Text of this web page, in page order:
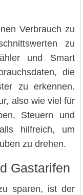
Verbrauch zu
zu
und Smart
die
zu erkennen.
also wie viel für
Steuern und
hilfreich, um
zu drehen.
Gastarifen
sparen, ist der